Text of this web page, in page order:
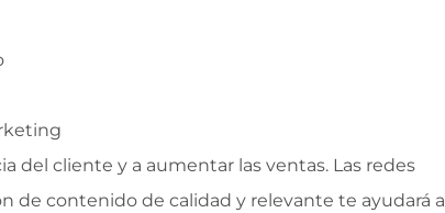
del cliente y a aumentar las ventas. Las redes
de contenido de calidad y relevante te ayudará a